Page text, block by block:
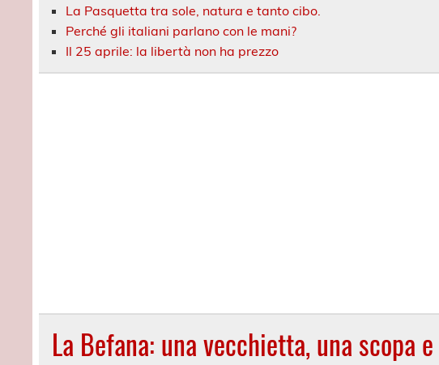
La Pasquetta tra sole, natura e tanto cibo.
Perché gli italiani parlano con le mani?
Il 25 aprile: la libertà non ha prezzo
La Befana: una vecchietta, una scopa